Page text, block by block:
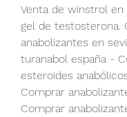
Venta de winstrol
gel de testosterona.
anabolizantes en
turanabol españa -
esteroides
Comprar
Comprar